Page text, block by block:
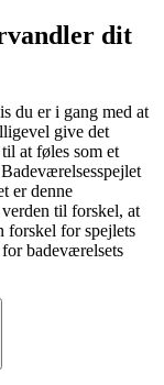
dit
du er i gang med at
give det
at føles som et
er denne
til forskel, at
forskel for spejlets
badeværelsets